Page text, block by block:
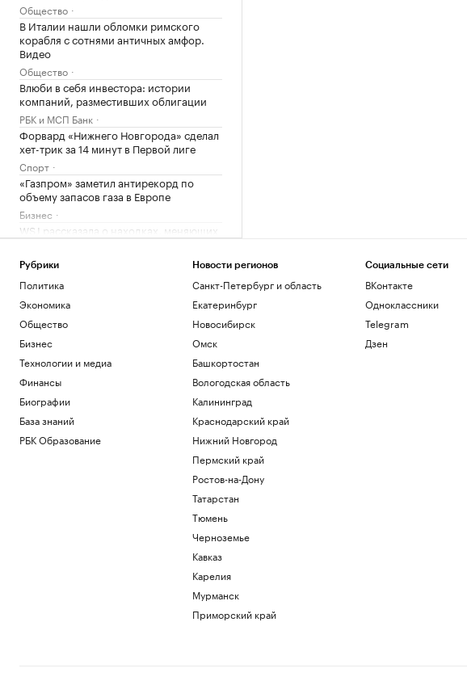
Общество
В Италии нашли обломки римского
корабля с сотнями античных амфор.
Видео
Общество
Влюби в себя инвестора: истории
компаний, разместивших облигации
РБК и МСП Банк
Форвард «Нижнего Новгорода» сделал
хет-трик за 14 минут в Первой лиге
Спорт
«Газпром» заметил антирекорд по
объему запасов газа в Европе
Бизнес
WSJ рассказала о находках, меняющих
представление об истории Китая
Общество
эмиратской госнефтекомпании
Политика
Российские военные ударили по целям
в портах Николаев и Одесса
Политика
В Болгарии назвали упавший
беспилотник украинским
Политика
Что нового построят на Ходынском
поле
Гастрогиды по России: от аутентичных
«Балтика» обыграла «Крылья Советов»
Рубрики
Политика
Экономика
Общество
Бизнес
Технологии и медиа
Финансы
Биографии
База знаний
РБК Образование
Новости регионов
Санкт-Петербург и область
Екатеринбург
Новосибирск
Омск
Башкортостан
Вологодская область
Калининград
Краснодарский край
Нижний Новгород
Пермский край
Ростов-на-Дону
Татарстан
Тюмень
Черноземье
Кавказ
Карелия
Мурманск
Приморский край
Социальные сети
ВКонтакте
Одноклассники
Telegram
Дзен